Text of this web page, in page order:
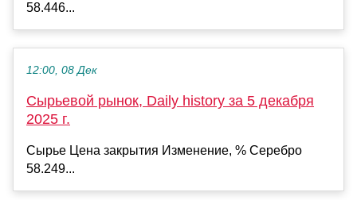
58.446...
12:00, 08 Дек
Сырьевой рынок, Daily history за 5 декабря
2025 г.
Сырье Цена закрытия Изменение, % Серебро
58.249...